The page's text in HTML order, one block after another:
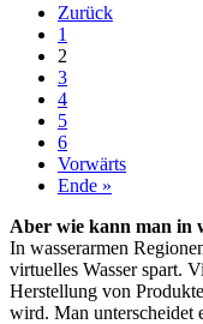
Zurück
1
2
3
4
5
6
Vorwärts
Ende »
Aber wie kann man in
In wasserarmen
virtuelles Wasser spart.
Herstellung von
wird. Man unterscheidet